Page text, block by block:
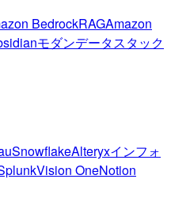
BedrockRAGAmazon
モダンデータスタック
SnowflakeAlteryxインフォ
Vision OneNotion